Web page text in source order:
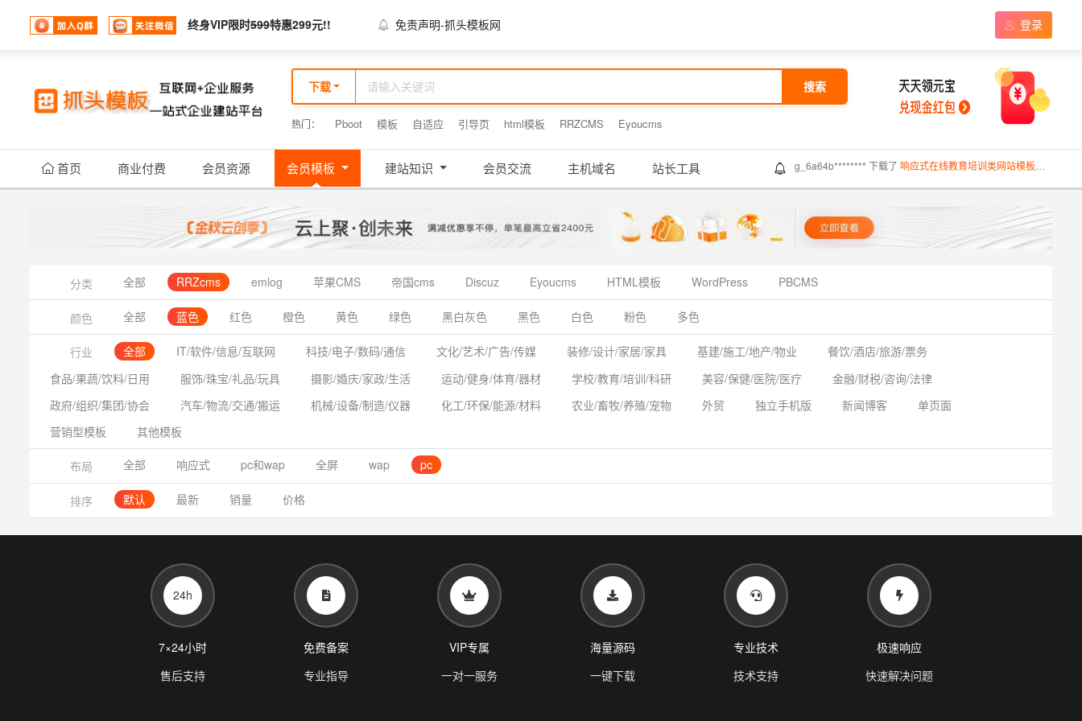
终身VIP限时599特惠299元!! 免责声明-抓头模板网 登录
下载 搜索
热门： Pboot 模板 自适应 引导页 html模板 RRZCMS Eyoucms
首页 商业付费 会员资源 会员模板 建站知识 会员交流 主机域名 站长工具 g_6a64b******** 下载了 响应式在线教育培训类网站模板（响应式）
分类 全部 RRZcms emlog 苹果CMS 帝国cms Discuz Eyoucms HTML模板 WordPress PBCMS
颜色 全部 蓝色 红色 橙色 黄色 绿色 黑白灰色 黑色 白色 粉色 多色
行业 全部 IT/软件/信息/互联网 科技/电子/数码/通信 文化/艺术/广告/传媒 装修/设计/家居/家具 基建/施工/地产/物业
餐饮/酒店/旅游/票务
食品/果蔬/饮料/日用
服饰/珠宝/礼品/玩具 摄影/婚庆/家政/生活 运动/健身/体育/器材 学校/教育/培训/科研 美容/保健/医院/医疗
金融/财税/咨询/法律
政府/组织/集团/协会
汽车/物流/交通/搬运 机械/设备/制造/仪器 化工/环保/能源/材料 农业/畜牧/养殖/宠物 外贸 独立手机版 新闻博客
单页面
营销型模板
其他模板
布局 全部 响应式 pc和wap 全屏 wap pc
排序 默认 最新 销量 价格
24h
7×24小时
售后支持
免费备案
专业指导
VIP专属
一对一服务
海量源码
一键下载
专业技术
技术支持
极速响应
快速解决问题